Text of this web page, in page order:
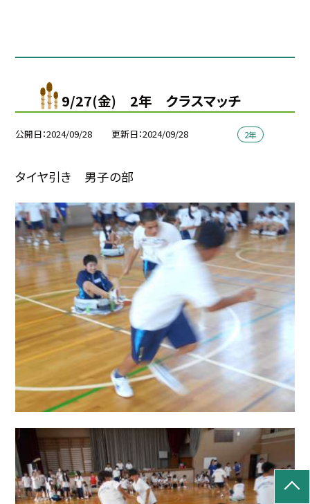
9/27(金) 2年 クラスマッチ
公開日 2024/09/28 更新日 2024/09/28 2年
タイヤ引き 男子の部